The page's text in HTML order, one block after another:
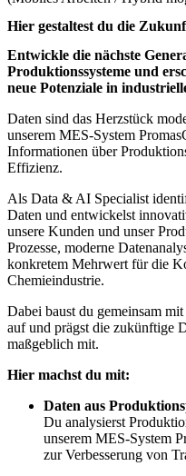
Hier gestaltest du die
Entwickle die nächste
Produktionssysteme und
neue Potenziale in
Daten sind das Herzstück
unserem MES-System
Informationen über
Effizienz.
Als Data & AI Specialist
Daten und entwickelst
unsere Kunden und unser
Prozesse, moderne
konkretem Mehrwert für die
Chemieindustrie.
Dabei baust du gemeinsam
auf und prägst die zukünftige
maßgeblich mit.
Hier machst du mit:
Daten aus
Du analysierst
unserem MES-System
zur Verbesserung von